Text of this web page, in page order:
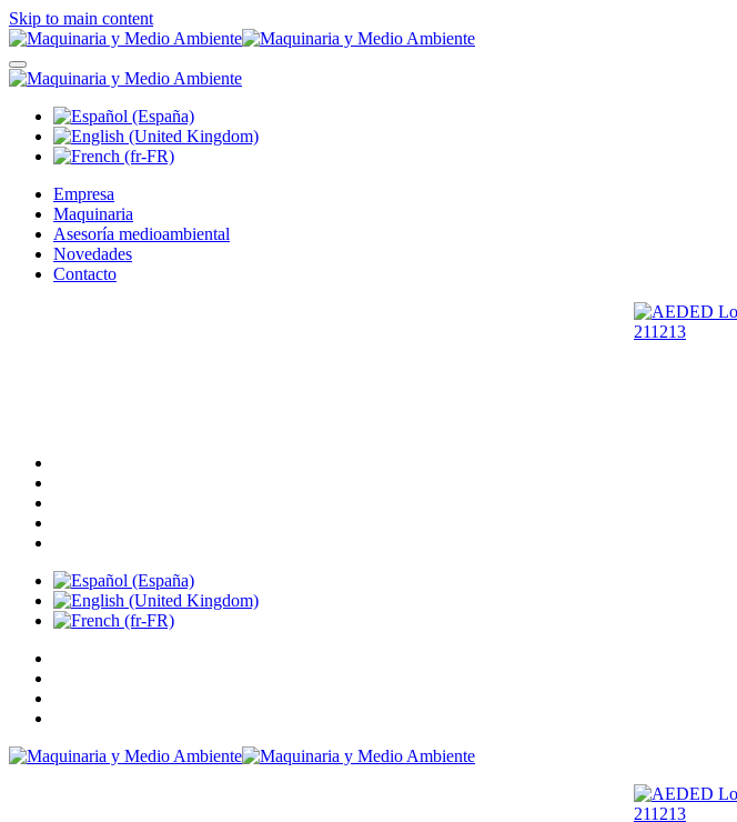
Skip to main content
Empresa
Maquinaria
Asesoría medioambiental
Novedades
Contacto